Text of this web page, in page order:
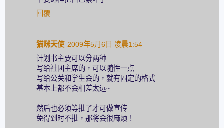
回覆
猫咪天使 2009年5月6日 凌晨1:54
计划书主要可以分两种
写给社团主席的，可以随性一点
写给公关和学生会的，就有固定的格式
基本上都不会相差太远~
然后也必须等批了才可做宣传
免得到时不批，那将会很麻烦！